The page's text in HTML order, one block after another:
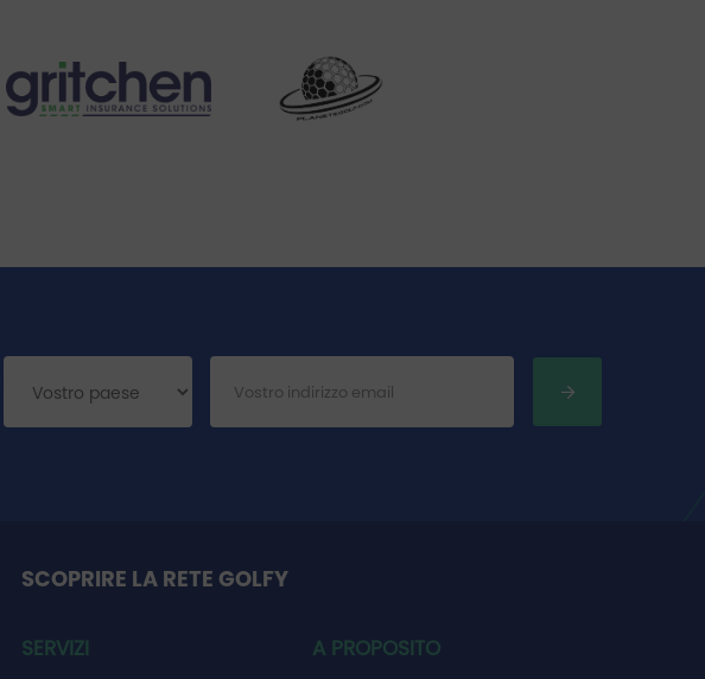
SCOPRIRE LA RETE GOLFY
SERVIZI A PROPOSITO